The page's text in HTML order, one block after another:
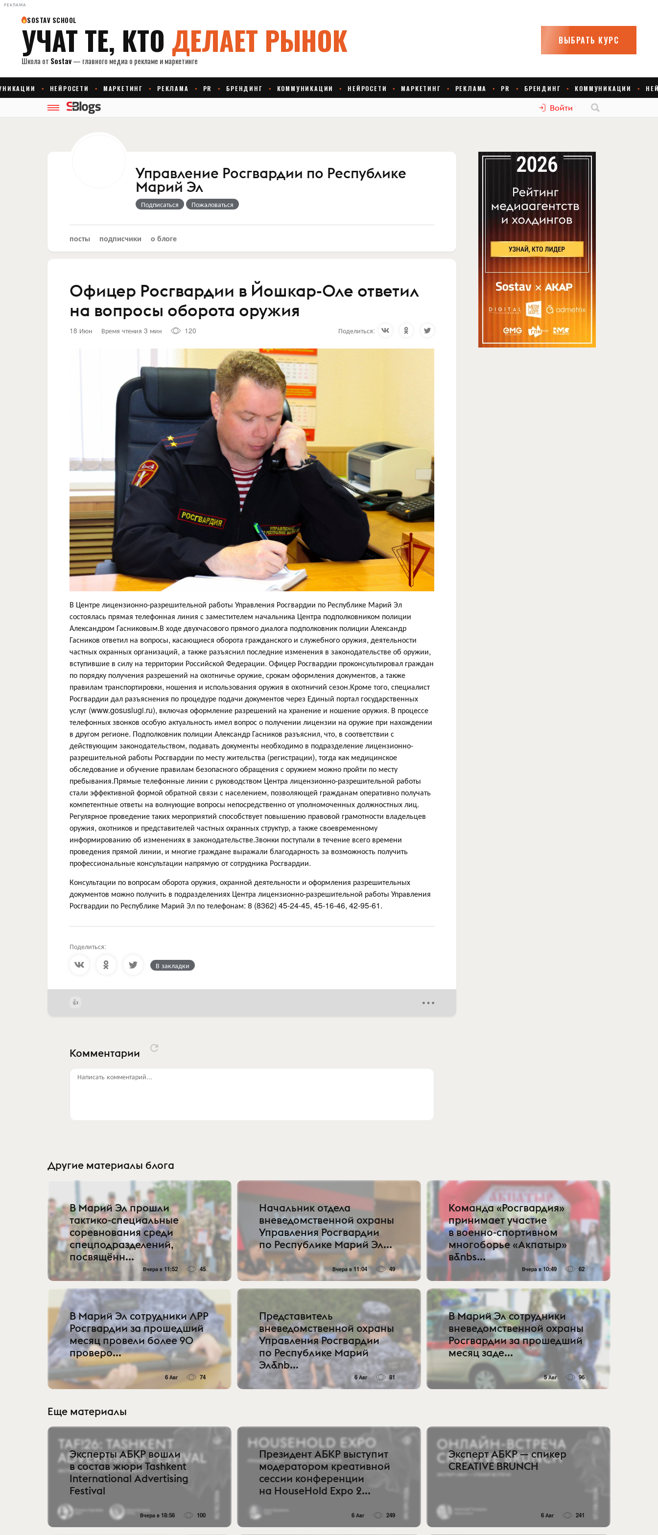
РЕКЛАМА
Войти
Управление Росгвардии по Республике
Марий Эл
Подписаться Пожаловаться
посты подписчики о блоге
Офицер Росгвардии в Йошкар-Оле ответил
на вопросы оборота оружия
18 Июн Время чтения 3 мин 120 Поделиться:
В Центре лицензионно-разрешительной работы Управления Росгвардии по Республике Марий Эл
состоялась прямая телефонная линия с заместителем начальника Центра подполковником полиции
Александром Гасниковым.В ходе двухчасового прямого диалога подполковник полиции Александр
Гасников ответил на вопросы, касающиеся оборота гражданского и служебного оружия, деятельности
частных охранных организаций, а также разъяснил последние изменения в законодательстве об оружии,
вступившие в силу на территории Российской Федерации. Офицер Росгвардии проконсультировал граждан
по порядку получения разрешений на охотничье оружие, срокам оформления документов, а также
правилам транспортировки, ношения и использования оружия в охотничий сезон.Кроме того, специалист
Росгвардии дал разъяснения по процедуре подачи документов через Единый портал государственных
услуг (www.gosuslugi.ru), включая оформление разрешений на хранение и ношение оружия. В процессе
телефонных звонков особую актуальность имел вопрос о получении лицензии на оружие при нахождении
в другом регионе. Подполковник полиции Александр Гасников разъяснил, что, в соответствии с
действующим законодательством, подавать документы необходимо в подразделение лицензионно-
разрешительной работы Росгвардии по месту жительства (регистрации), тогда как медицинское
обследование и обучение правилам безопасного обращения с оружием можно пройти по месту
пребывания.Прямые телефонные линии с руководством Центра лицензионно-разрешительной работы
стали эффективной формой обратной связи с населением, позволяющей гражданам оперативно получать
компетентные ответы на волнующие вопросы непосредственно от уполномоченных должностных лиц.
Регулярное проведение таких мероприятий способствует повышению правовой грамотности владельцев
оружия, охотников и представителей частных охранных структур, а также своевременному
информированию об изменениях в законодательстве.Звонки поступали в течение всего времени
проведения прямой линии, и многие граждане выражали благодарность за возможность получить
профессиональные консультации напрямую от сотрудника Росгвардии.
Консультации по вопросам оборота оружия, охранной деятельности и оформления разрешительных
документов можно получить в подразделениях Центра лицензионно-разрешительной работы Управления
Росгвардии по Республике Марий Эл по телефонам: 8 (8362) 45-24-45, 45-16-46, 42-95-61.
Поделиться:
В закладки
Комментарии
Написать комментарий...
Другие материалы блога
В Марий Эл прошли
тактико-специальные
соревнования среди
спецподразделений,
посвящённ...
Вчера в 11:52 45
Начальник отдела
вневедомственной охраны
Управления Росгвардии
по Республике Марий Эл...
Вчера в 11:04 49
Команда «Росгвардия»
принимает участие
в военно-спортивном
многоборье «Акпатыр»
в&nbs...
Вчера в 10:49 62
В Марий Эл сотрудники ЛРР
Росгвардии за прошедший
месяц провели более 90
проверо...
6 Авг 74
Представитель
вневедомственной охраны
Управления Росгвардии
по Республике Марий
Эл&nb...
6 Авг 81
В Марий Эл сотрудники
вневедомственной охраны
Росгвардии за прошедший
месяц заде...
5 Авг 96
Еще материалы
Эксперты АБКР вошли
в состав жюри Tashkent
International Advertising
Festival
Вчера в 18:56 100
Президент АБКР выступит
модератором креативной
сессии конференции
на HouseHold Expo 2...
6 Авг 249
Эксперт АБКР — спикер
CREATIVE BRUNCH
6 Авг 241